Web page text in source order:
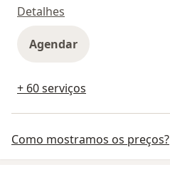
Detalhes
Agendar
+ 60 serviços
Como mostramos os preços?